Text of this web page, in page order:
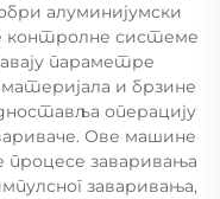
алуминијумски
контролне системе
параметре
и брзине
операцију
Ове машине
заваривања
заваривања,